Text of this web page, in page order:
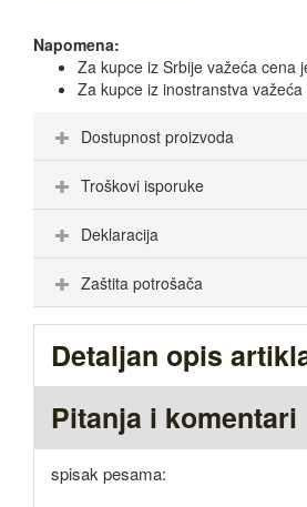
Napomena:
Za kupce iz Srbije važeća cena
Za kupce iz inostranstva
Dostupnost proizvoda
Troškovi isporuke
Deklaracija
Zaštita potrošača
Detaljan opis
Pitanja i komentari
spisak pesama: